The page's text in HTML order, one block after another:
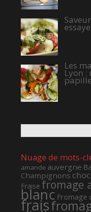
Les
Lyon
Nuage de mots-
amande auvergne
Champignons
Fraise fromage
blanc Fromage
frais